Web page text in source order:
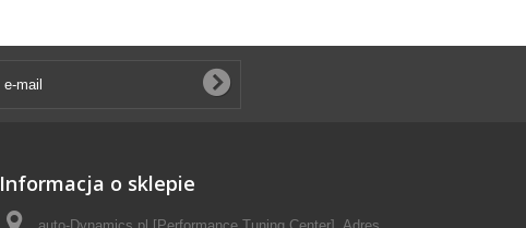
Informacja o sklepie